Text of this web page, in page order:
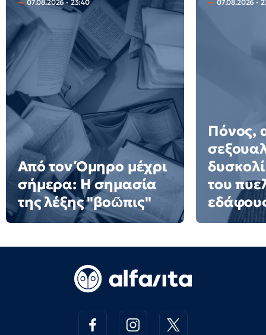
07.08.2026 - 23:40
Από τον Όμηρο μέχρι
σήμερα: Η σημασία
της λέξης "βοῶπις"
07.08.2026 -
Πόνος,
του